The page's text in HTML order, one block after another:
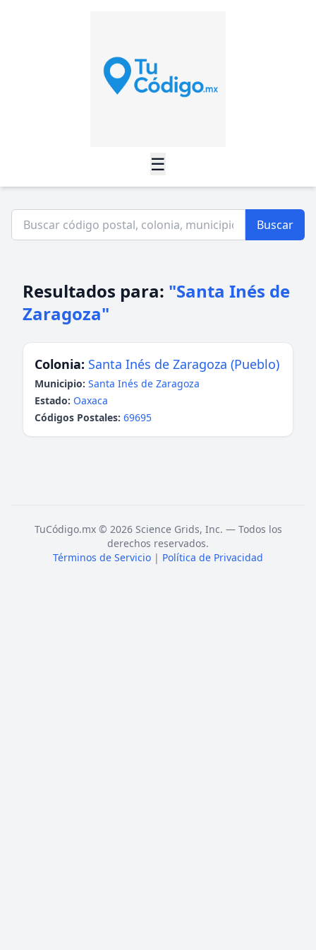
☰
Buscar
Resultados para: "Santa Inés de
Zaragoza"
Colonia: Santa Inés de Zaragoza (Pueblo)
Municipio: Santa Inés de Zaragoza
Estado: Oaxaca
Códigos Postales: 69695
TuCódigo.mx © 2026 Science Grids, Inc. — Todos los
derechos reservados.
Términos de Servicio | Política de Privacidad